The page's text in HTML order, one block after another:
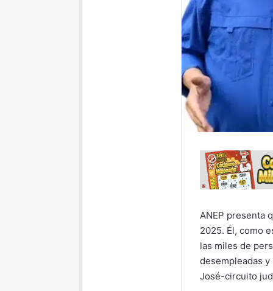
ANEP presenta
2025. Él, como
las miles de
desempleadas
José-circuito